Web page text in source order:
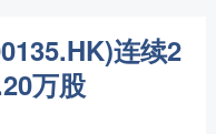
连续2
万股